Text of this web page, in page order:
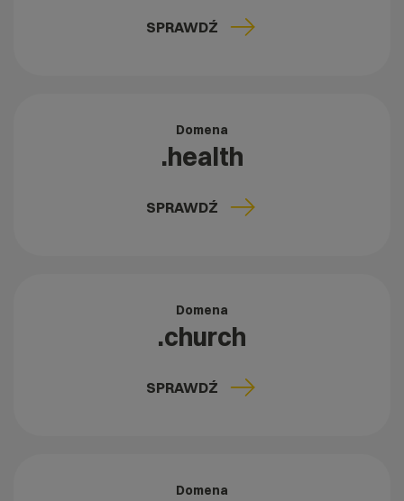
SPRAWDŹ
Domena
.health
SPRAWDŹ
Domena
.church
SPRAWDŹ
Domena